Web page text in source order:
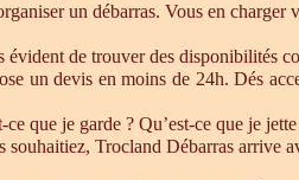
un débarras. Vous en
de trouver des disponibilités
un devis en moins de 24h. Dés
que je garde ? Qu’est-ce que je
souhaitiez, Trocland Débarras arrive